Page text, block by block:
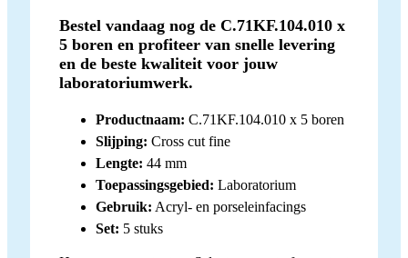
Bestel vandaag nog de C.71KF.104.010 x
5 boren en profiteer van snelle levering
en de beste kwaliteit voor jouw
laboratoriumwerk.
Productnaam: C.71KF.104.010 x 5 boren
Slijping: Cross cut fine
Lengte: 44 mm
Toepassingsgebied: Laboratorium
Gebruik: Acryl- en porseleinfacings
Set: 5 stuks